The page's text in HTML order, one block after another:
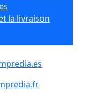
la livraison